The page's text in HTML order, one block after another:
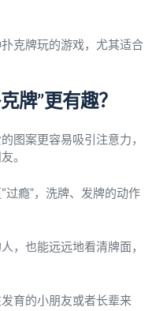
克牌玩的游戏，尤其适合
牌”更有趣？
图案更容易吸引注意力，
。
过瘾”，洗牌、发牌的动作
，也能远远地看清牌面，
育的小朋友或者长辈来